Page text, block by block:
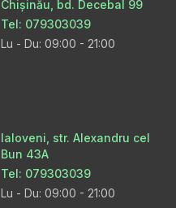
Chișinău, bd. Decebal 99
Tel: 079303039
Lu - Du: 09:00 - 21:00
Ialoveni, str. Alexandru cel
Bun 43A
Tel: 079303039
Lu - Du: 09:00 - 21:00